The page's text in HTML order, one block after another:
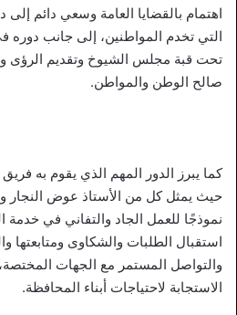
اهتمام بالقضايا العامة وسعي دائم
التي تخدم المواطنين، إلى جانب دوره
تحت قبة مجلس الشيوخ وتقديم الرؤى
صالح الوطن والمواطن.
كما يبرز الدور المهم الذي يقوم به
حيث يمثل كل من الأستاذ عوض النجار
نموذجًا للعمل الجاد والتفاني في خدمة
استقبال الطلبات والشكاوى ومتابعتها
والتواصل المستمر مع الجهات
الاستجابة لاحتياجات أبناء المحافظة.